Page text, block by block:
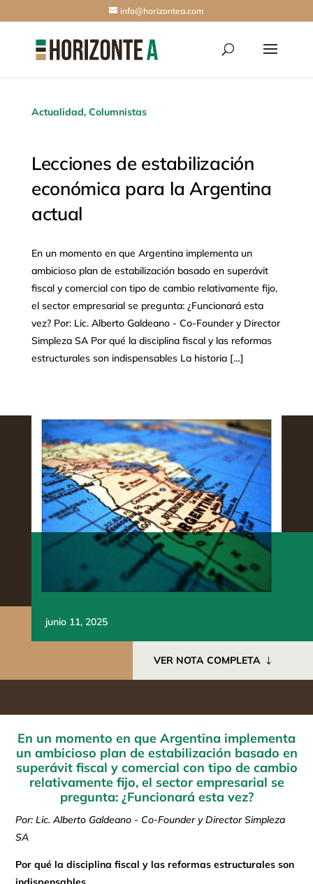
info@horizontea.com
Actualidad, Columnistas
Lecciones de estabilización
económica para la Argentina
actual
En un momento en que Argentina implementa un
ambicioso plan de estabilización basado en superávit
fiscal y comercial con tipo de cambio relativamente fijo,
el sector empresarial se pregunta: ¿Funcionará esta
vez? Por: Lic. Alberto Galdeano - Co-Founder y Director
Simpleza SA Por qué la disciplina fiscal y las reformas
estructurales son indispensables La historia […]
junio 11, 2025
VER NOTA COMPLETA
En un momento en que Argentina implementa
un ambicioso plan de estabilización basado en
superávit fiscal y comercial con tipo de cambio
relativamente fijo, el sector empresarial se
pregunta: ¿Funcionará esta vez?
Por: Lic. Alberto Galdeano - Co-Founder y Director Simpleza
SA
Por qué la disciplina fiscal y las reformas estructurales son